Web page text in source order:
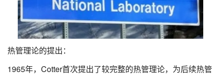
热管理论的提出：
1965年，Cotter首次提出了较完整的热管理论，为后续热管